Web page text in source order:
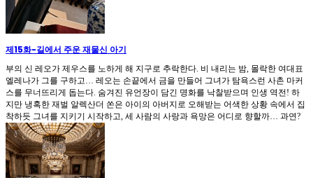
제15화-길에서 주운 재물신 아기
부의 신 레오가 제우스를 노하게 해 지구로 추락한다. 비 내리는 밤, 몰락한 여대표
엘레나가 그를 구하고… 레오는 손끝에서 금을 만들어 그녀가 탐욕스런 사촌 마커
스를 무너뜨리게 돕는다. 숨겨진 유언장이 담긴 명화를 낙찰받으며 인생 역전! 하
지만 냉혹한 재벌 알렉산더 쏜은 아이의 아버지로 오해받는 어색한 상황 속에서 집
착하듯 그녀를 지키기 시작하고, 세 사람의 사랑과 욕망은 어디로 향할까… 과연?